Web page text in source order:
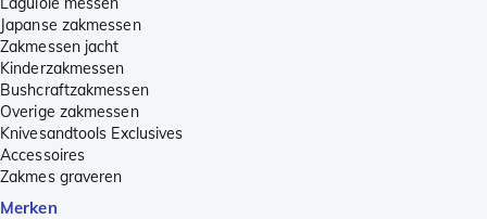
Japanse zakmessen
Zakmessen jacht
Kinderzakmessen
Bushcraftzakmessen
Overige zakmessen
Knivesandtools Exclusives
Accessoires
Zakmes graveren
Merken